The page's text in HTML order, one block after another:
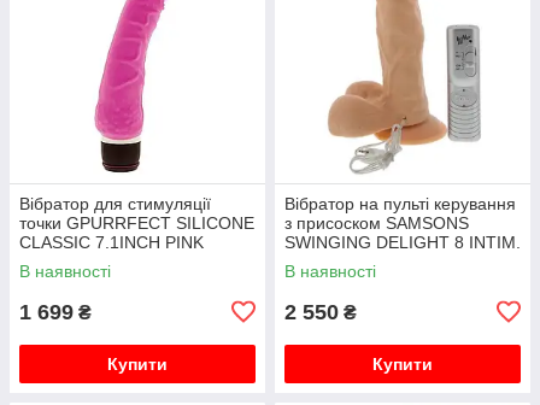
Вібратор для стимуляції
точки GPURRFECT SILICONE
CLASSIC 7.1INCH PINK
В наявності
1 699 ₴
Купити
Вібратор на пульті керування
з присоском SAMSONS
SWINGING DELIGHT 8 INTIM.
III
В наявності
2 550 ₴
Купити